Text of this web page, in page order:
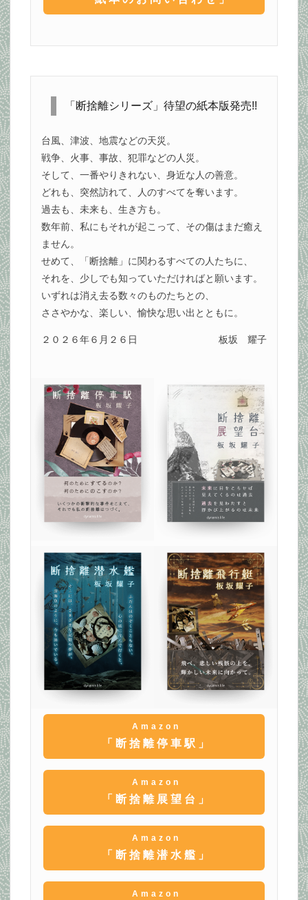
「断捨離シリーズ」待望の紙本版発売!!
台風、津波、地震などの天災。
戦争、火事、事故、犯罪などの人災。
そして、一番やりきれない、身近な人の善意。
どれも、突然訪れて、人のすべてを奪います。
過去も、未来も、生き方も。
数年前、私にもそれが起こって、その傷はまだ癒え
ません。
せめて、「断捨離」に関わるすべての人たちに、
それを、少しでも知っていただければと願います。
いずれは消え去る数々のものたちとの、
ささやかな、楽しい、愉快な思い出とともに。
２０２６年６月２６日 板坂 耀子
Amazon
「断捨離停車駅」
Amazon
「断捨離展望台」
Amazon
「断捨離潜水艦」
Amazon